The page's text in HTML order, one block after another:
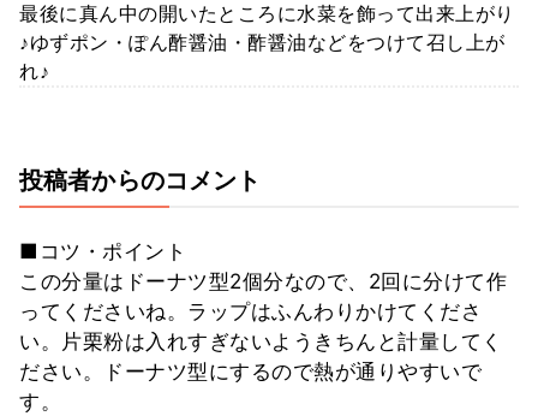
最後に真ん中の開いたところに水菜を飾って出来上がり
♪ゆずポン・ぽん酢醤油・酢醤油などをつけて召し上が
れ♪
投稿者からのコメント
■コツ・ポイント
この分量はドーナツ型2個分なので、2回に分けて作
ってくださいね。ラップはふんわりかけてくださ
い。片栗粉は入れすぎないようきちんと計量してく
ださい。ドーナツ型にするので熱が通りやすいで
す。